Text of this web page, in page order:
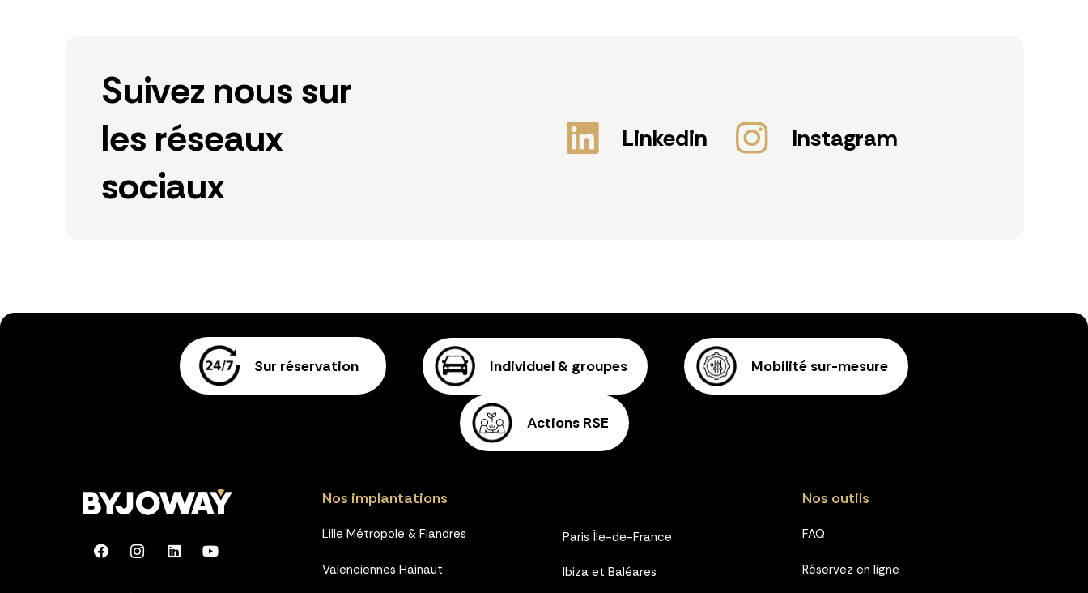
Suivez nous sur
les réseaux
sociaux
Linkedin Instagram
Sur réservation Individuel & groupes Mobilité sur-mesure
Actions RSE
Nos implantations
Lille Métropole & Flandres
Valenciennes Hainaut
Paris Île-de-France
Ibiza et Baléares
Nos outils
FAQ
Réservez en ligne